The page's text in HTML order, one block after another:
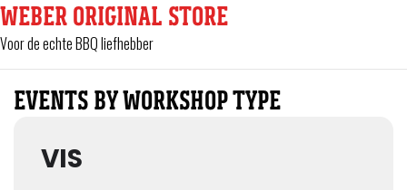
WEBER ORIGINAL STORE
Voor de echte BBQ liefhebber
EVENTS BY WORKSHOP TYPE
VIS